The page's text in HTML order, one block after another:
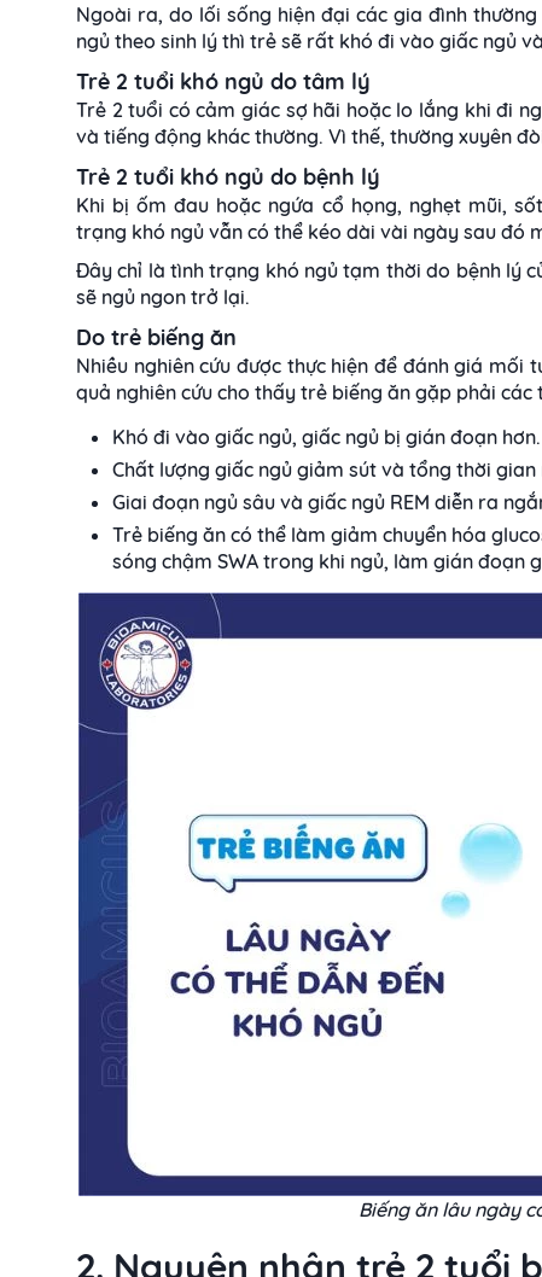
Ngoài ra, do lối sống hiện đại các gia đình
ngủ theo sinh lý thì trẻ sẽ rất khó đi vào giấc ngủ
Trẻ 2 tuổi khó ngủ do tâm lý
Trẻ 2 tuổi có cảm giác sợ hãi hoặc lo lắng khi đi
và tiếng động khác thường. Vì thế, thường xuyên
Trẻ 2 tuổi khó ngủ do bệnh lý
Khi bị ốm đau hoặc ngứa cổ họng, nghẹt mũi,
trạng khó ngủ vẫn có thể kéo dài vài ngày sau đó
Đây chỉ là tình trạng khó ngủ tạm thời do bệnh lý
sẽ ngủ ngon trở lại.
Do trẻ biếng ăn
Nhiều nghiên cứu được thực hiện để đánh giá
quả nghiên cứu cho thấy trẻ biếng ăn gặp phải các
Khó đi vào giấc ngủ, giấc ngủ bị gián đoạn hơn.
Chất lượng giấc ngủ giảm sút và tổng thời
Giai đoạn ngủ sâu và giấc ngủ REM diễn ra
Trẻ biếng ăn có thể làm giảm chuyển hóa
sóng chậm SWA trong khi ngủ, làm gián đoạn
Biếng ăn lâu ngày
2. Nguyên nhân trẻ 2 tuổi